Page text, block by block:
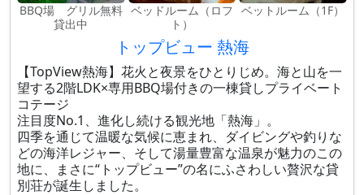
BBQ場 グリル無料
貸出中
ベッドルーム（ロフ
ト）
ベットルーム（1F）
トップビュー 熱海
【TopView熱海】花火と夜景をひとりじめ。海と山を一
望する2階LDK×専用BBQ場付きの一棟貸しプライベート
コテージ
注目度No.1、進化し続ける観光地「熱海」。
四季を通じて温暖な気候に恵まれ、ダイビングや釣りな
どの海洋レジャー、そして湯量豊富な温泉が魅力のこの
地に、まさに“トップビュー”の名にふさわしい贅沢な貸
別荘が誕生しました。